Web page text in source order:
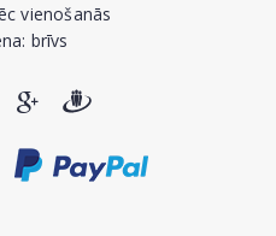
vienošanās
brīvs